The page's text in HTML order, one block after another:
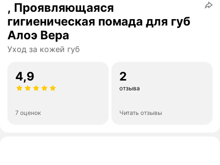
, Проявляющаяся
гигиеническая помада для губ
Алоэ Вера
Уход за кожей губ
4,9
7 оценок
2
отзыва
Читать отзывы